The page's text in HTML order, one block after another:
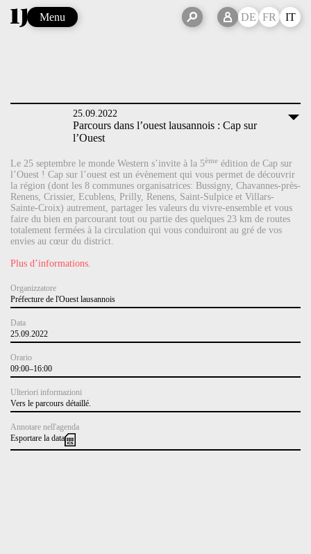
Menu DE FR IT
25.09.2022
Parcours dans l’ouest lausannois : Cap sur
l’Ouest
Le 25 septembre le monde Western s’invite à la 5ème édition de Cap sur
l’Ouest ! Cap sur l’ouest est un évènement qui vous permet de découvrir
la région (dont les 8 communes organisatrices: Bussigny, Chavannes-près-
Renens, Crissier, Ecublens, Prilly, Renens, Saint-Sulpice et Villars-
Sainte-Croix) autrement, partager les valeurs du vivre-ensemble et vous
faire du bien en parcourant tout ou partie des quelques 23 km de routes
totalement fermées à la circulation qui vous conduiront au gré de vos
envies au cœur du district.
Plus d’informations.
Organizzatore
Préfecture de l'Ouest lausannois
Data
25.09.2022
Orario
09:00–16:00
Ulteriori informazioni
Vers le parcours détaillé.
Annotare nell'agenda
Esportare la data